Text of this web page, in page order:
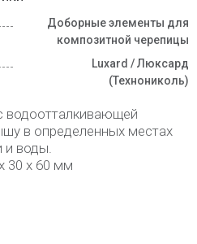
Доборные элементы для
композитной черепицы
Luxard / Люксард
(Технониколь)
водоотталкивающей
в определенных местах
и воды.
30 х 60 мм